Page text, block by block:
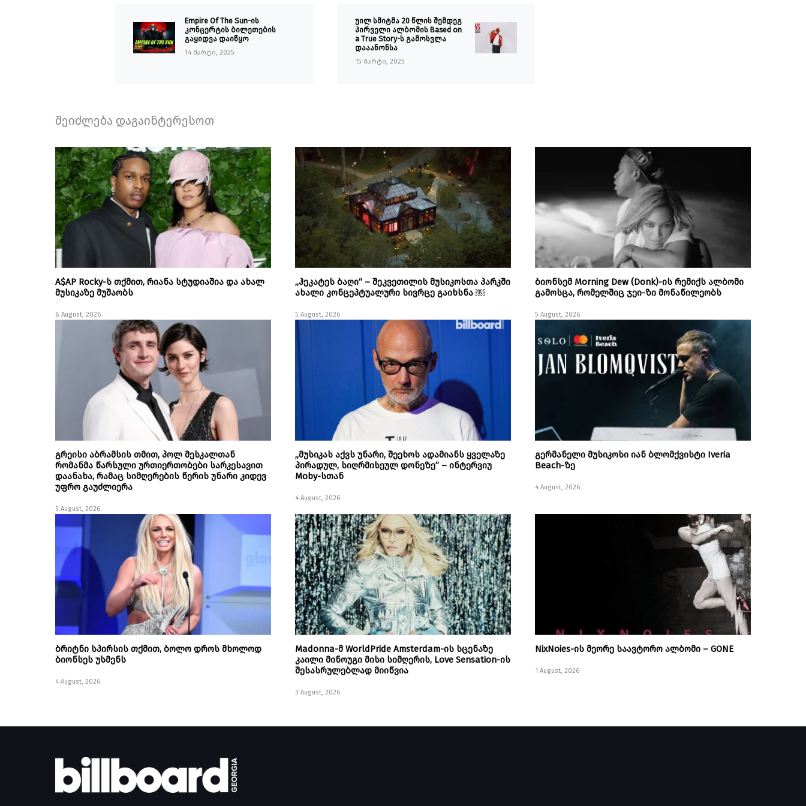
Empire Of The Sun-ის
კონცერტის ბილეთების
გაყიდვა დაიწყო
14 მარტი, 2025
უილ სმიტმა 20 წლის შემდეგ
პირველი ალბომის Based on
a True Story-ს გამოსვლა
დააანონსა
15 მარტი, 2025
შეიძლება დაგაინტერესოთ
A$AP Rocky-ს თქმით, რიანა სტუდიაშია და ახალ
მუსიკაზე მუშაობს
6 August, 2026
„ჰეკატეს ბაღი“ – შეკვეთილის მუსიკოსთა პარკში
ახალი კონცეპტუალური სივრცე გაიხსნა ￼
5 August, 2026
ბიონსემ Morning Dew (Donk)-ის რემიქს ალბომი
გამოსცა, რომელშიც ჯეი-ზი მონაწილეობს
5 August, 2026
გრეისი აბრამსის თმით, პოლ მესკალთან
რომანმა წარსული ურთიერთობები სარკესავით
დაანახა, რამაც სიმღერების წერის უნარი კიდევ
უფრო გაუძლიერა
5 August, 2026
„მუსიკას აქვს უნარი, შეეხოს ადამიანს ყველაზე
პირადულ, სიღრმისეულ დონეზე” – ინტერვიუ
Moby-სთან
4 August, 2026
გერმანელი მუსიკოსი იან ბლომქვისტი Iveria
Beach-ზე
4 August, 2026
ბრიტნი სპირსის თქმით, ბოლო დროს მხოლოდ
ბიონსეს უსმენს
4 August, 2026
Madonna-მ WorldPride Amsterdam-ის სცენაზე
კაილი მინოუგი მისი სიმღერის, Love Sensation-ის
შესასრულებლად მიიწვია
3 August, 2026
NixNoies-ის მეორე საავტორო ალბომი – GONE
1 August, 2026